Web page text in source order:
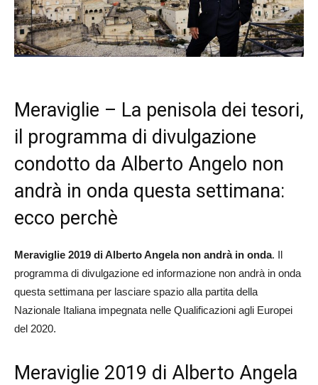
Meraviglie – La penisola dei tesori,
il programma di divulgazione
condotto da Alberto Angelo non
andrà in onda questa settimana:
ecco perchè
Meraviglie 2019 di Alberto Angela non andrà in onda. Il
programma di divulgazione ed informazione non andrà in onda
questa settimana per lasciare spazio alla partita della
Nazionale Italiana impegnata nelle Qualificazioni agli Europei
del 2020.
Meraviglie 2019 di Alberto Angela